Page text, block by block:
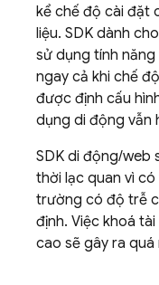
kể chế độ cài đặt
liệu. SDK dành
sử dụng tính năng
ngay cả khi chế
được định cấu
dụng di động vẫn
SDK di động/web
thời lạc quan vì
trường có độ trễ
định. Việc khoá
cao sẽ gây ra quá